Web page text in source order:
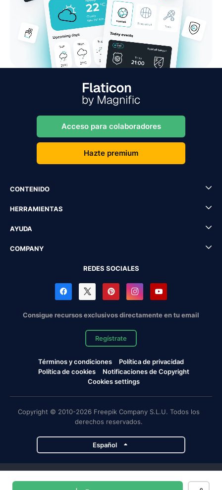
Acceso para colaboradores
Hazte premium
CONTENIDO
HERRAMIENTAS
AYUDA
COMPANY
REDES SOCIALES
Consigue recursos exclusivos directamente en tu email
Regístrate
Términos y condiciones
Política de privacidad
Política de cookies
Notificaciones de Copyright
Cookies settings
Copyright © 2010-2026 Freepik Company S.L.U. Todos los
derechos reservados.
Español